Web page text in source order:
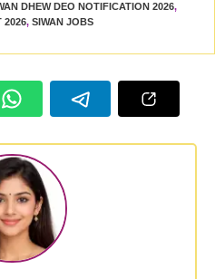
DHEW DEO NOTIFICATION 2026,
2026, SIWAN JOBS